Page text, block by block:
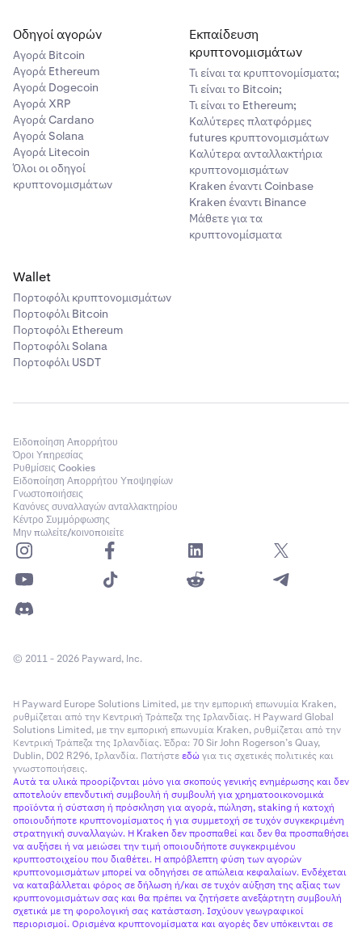
Οδηγοί αγορών
Αγορά Bitcoin
Αγορά Ethereum
Αγορά Dogecoin
Αγορά XRP
Αγορά Cardano
Αγορά Solana
Αγορά Litecoin
Όλοι οι οδηγοί
κρυπτονομισμάτων
Εκπαίδευση
κρυπτονομισμάτων
Τι είναι τα κρυπτονομίσματα;
Τι είναι το Bitcoin;
Τι είναι το Ethereum;
Καλύτερες πλατφόρμες
futures κρυπτονομισμάτων
Καλύτερα ανταλλακτήρια
κρυπτονομισμάτων
Kraken έναντι Coinbase
Kraken έναντι Binance
Μάθετε για τα
κρυπτονομίσματα
Wallet
Πορτοφόλι κρυπτονομισμάτων
Πορτοφόλι Bitcoin
Πορτοφόλι Ethereum
Πορτοφόλι Solana
Πορτοφόλι USDT
Ειδοποίηση Απορρήτου
Όροι Υπηρεσίας
Ρυθμίσεις Cookies
Ειδοποίηση Απορρήτου Υποψηφίων
Γνωστοποιήσεις
Κανόνες συναλλαγών ανταλλακτηρίου
Κέντρο Συμμόρφωσης
Μην πωλείτε/κοινοποιείτε
© 2011 - 2026 Payward, Inc.
Η Payward Europe Solutions Limited, με την εμπορική επωνυμία Kraken,
ρυθμίζεται από την Κεντρική Τράπεζα της Ιρλανδίας. Η Payward Global
Solutions Limited, με την εμπορική επωνυμία Kraken, ρυθμίζεται από την
Κεντρική Τράπεζα της Ιρλανδίας. Έδρα: 70 Sir John Rogerson’s Quay,
Dublin, D02 R296, Ιρλανδία. Πατήστεεδώγια τις σχετικές πολιτικές και
γνωστοποιήσεις.
Αυτά τα υλικά προορίζονται μόνο για σκοπούς γενικής ενημέρωσης και δεν
αποτελούν επενδυτική συμβουλή ή συμβουλή για χρηματοοικονομικά
προϊόντα ή σύσταση ή πρόσκληση για αγορά, πώληση, staking ή κατοχή
οποιουδήποτε κρυπτονομίσματος ή για συμμετοχή σε τυχόν συγκεκριμένη
στρατηγική συναλλαγών. Η Kraken δεν προσπαθεί και δεν θα προσπαθήσει
να αυξήσει ή να μειώσει την τιμή οποιουδήποτε συγκεκριμένου
κρυπτοστοιχείου που διαθέτει. Η απρόβλεπτη φύση των αγορών
κρυπτονομισμάτων μπορεί να οδηγήσει σε απώλεια κεφαλαίων. Ενδέχεται
να καταβάλλεται φόρος σε δήλωση ή/και σε τυχόν αύξηση της αξίας των
κρυπτονομισμάτων σας και θα πρέπει να ζητήσετε ανεξάρτητη συμβουλή
σχετικά με τη φορολογική σας κατάσταση. Ισχύουν γεωγραφικοί
περιορισμοί. Ορισμένα κρυπτονομίσματα και αγορές δεν υπόκεινται σε